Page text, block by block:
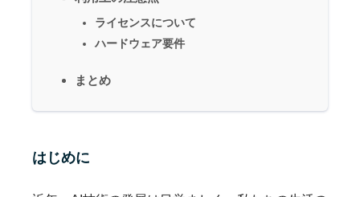
ライセンスについて
ハードウェア要件
まとめ
はじめに